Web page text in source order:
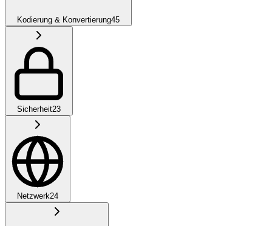
Kodierung & Konvertierung45
Sicherheit23
Netzwerk24